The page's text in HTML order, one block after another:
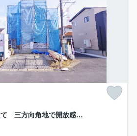
越谷市宮本町新築戸建て 三方向角地で開放感のある立地